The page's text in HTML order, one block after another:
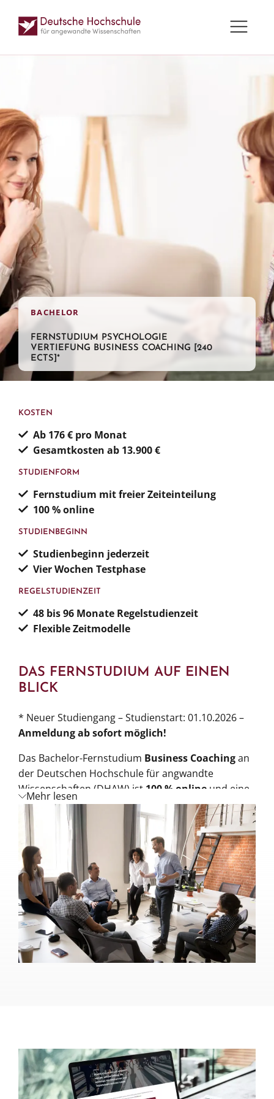
BACHELOR
FERNSTUDIUM PSYCHOLOGIE
VERTIEFUNG BUSINESS COACHING [240
ECTS]*
KOSTEN
Ab 176 € pro Monat
Gesamtkosten ab 13.900 €
STUDIENFORM
Fernstudium mit freier Zeiteinteilung
100 % online
STUDIENBEGINN
Studienbeginn jederzeit
Vier Wochen Testphase
REGELSTUDIENZEIT
48 bis 96 Monate Regelstudienzeit
Flexible Zeitmodelle
DAS FERNSTUDIUM AUF EINEN
BLICK
* Neuer Studiengang – Studienstart: 01.10.2026 –
Anmeldung ab sofort möglich!
Das Bachelor-Fernstudium Business Coachingan
der Deutschen Hochschule für angwandte
Wissenschaften (DHAW) ist 100 % online und eine
Vertiefung des Studiengangs
Psychologie (B.Sc.).
Diese Spezialisierung vermittelt Ihnen fundierte
Coaching-Kompetenzen, um Führungskräfte,
Teams und Unternehmen gezielt zu beraten und
weiterzuentwickeln
Während des Studiums lernen Sie, wie Sie
Coaching-Methoden gezielt einsetzen,
Veränderungsprozesse begleiten und
individuelle Entwicklungsstrategien für
Unternehmen und Einzelpersonen entwickeln.
Sie setzen sich intensiv mitpsychologischen
an alle, die eine Karriere im BereichCoaching,
Beratung oder Leadership-Development
anstreben. Mit diesem Abschluss sind Sie bestens
Mehr lesen